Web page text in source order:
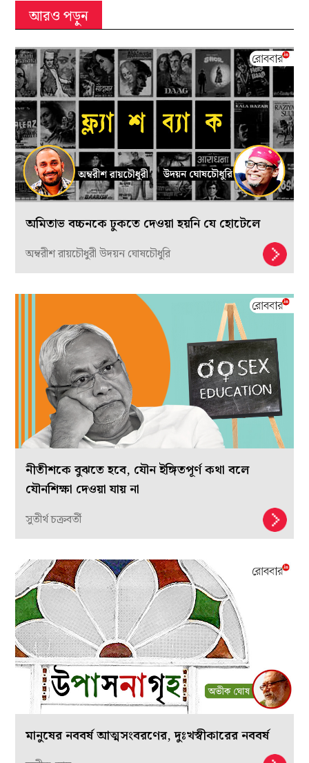
কে. জি. সুব্রহ্মণ্যনের অপ্রকাশিত দুর্গা। ঋণ: লেখক
উপরে ব্যবহৃত সঙ্গে ব্যবহৃত সুব্রহ্মণ্যনের আঁকা দুর্গার
কথায় ফিরে আসি
সাদা হ্যান্ডমেড কাগজে প্যাস্টেল
দিয়ে আঁকা ছবিটির রচনাকাল ২০১৪।চতুর্ভুজা এই
প্রতিমার হাতে ত্রিশূলের পাশাপাশি অন্য হাতে পদ্মের
কলিকাটি সবিশেষ লক্ষণীয়। কাগজের সাদা ছেড়ে রাখা
ছবিতে রঙের ব্যবহার খুবই সামান্য, নীল আর মভ রঙের
সঙ্গে কালো রেখার ক্ষিপ্র আঁচড় ছবিকে প্রাণবান করে
তুলেছে।
………………………..
রোববার.ইন-এ পড়ুন সুশোভন অধিকারী-র অন্যান্য
………………………..
Ahimsa Art durga
আরও পড়ুন